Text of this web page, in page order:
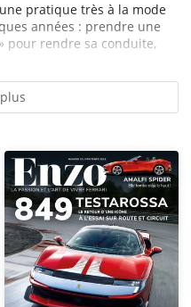
pratique très à la mode
années : prendre une
pour rendre sa conduite,